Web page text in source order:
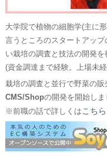
大学院で植物の細胞学(主に
言うところのスタートアッ
い栽培の調査と技法の開発を
(資金調達まで経験。上場未
栽培の調査と並行で野菜の
CMS/Shopの開発を開始しま
※前職の話で詳しくは こちら